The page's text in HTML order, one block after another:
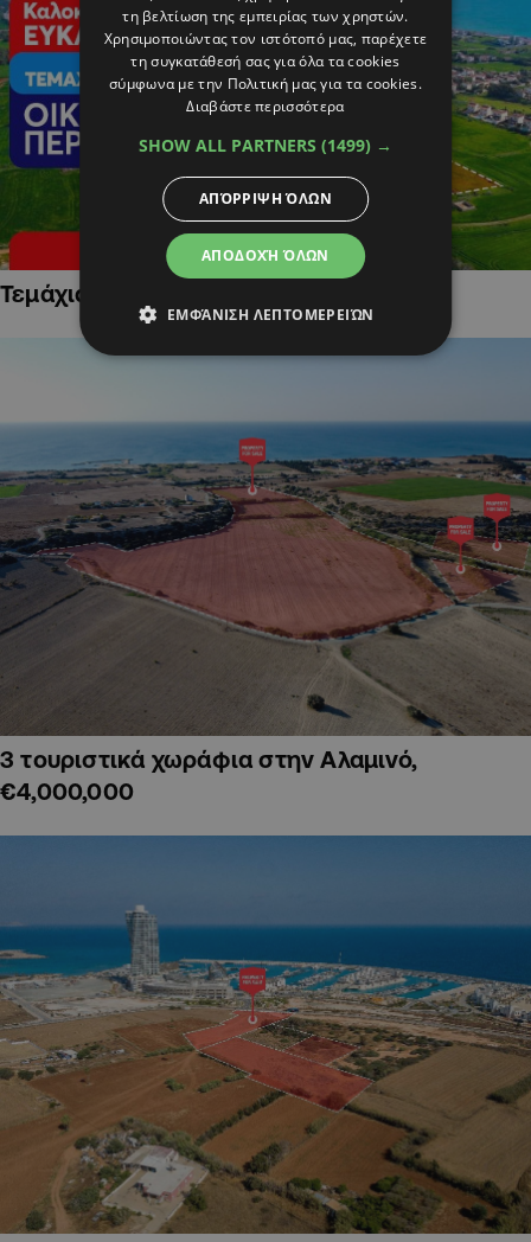
Τεμάχια Γης σε Οικιστικές Περιοχές
3 τουριστικά χωράφια στην Αλαμινό,
€4,000,000
τη βελτίωση της εμπειρίας των χρηστών.
Χρησιμοποιώντας τον ιστότοπό μας, παρέχετε
τη συγκατάθεσή σας για όλα τα cookies
σύμφωνα με την Πολιτική μας για τα cookies.
Διαβάστε περισσότερα
SHOW ALL PARTNERS (1499) →
ΑΠΟΔΟΧΉ ΌΛΩΝ
ΑΠΌΡΡΙΨΗ ΌΛΩΝ
ΕΜΦΆΝΙΣΗ ΛΕΠΤΟΜΕΡΕΙΏΝ